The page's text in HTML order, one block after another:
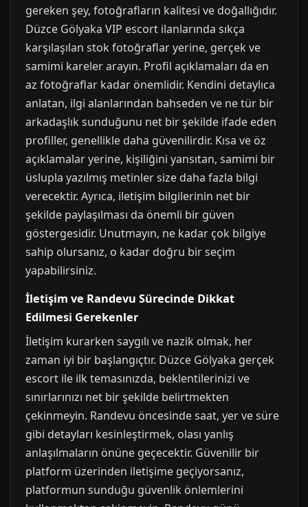
gereken şey, fotoğrafların kalitesi ve doğallığıdır.
Düzce Gölyaka VIP escort ilanlarında sıkça
karşılaşılan stok fotoğraflar yerine, gerçek ve
samimi kareler arayın. Profil açıklamaları da en
az fotoğraflar kadar önemlidir. Kendini detaylıca
anlatan, ilgi alanlarından bahseden ve ne tür bir
arkadaşlık sunduğunu net bir şekilde ifade eden
profiller, genellikle daha güvenilirdir. Kısa ve öz
açıklamalar yerine, kişiliğini yansıtan, samimi bir
üslupla yazılmış metinler size daha fazla bilgi
verecektir. Ayrıca, iletişim bilgilerinin net bir
şekilde paylaşılması da önemli bir güven
göstergesidir. Unutmayın, ne kadar çok bilgiye
sahip olursanız, o kadar doğru bir seçim
yapabilirsiniz.
İletişim ve Randevu Sürecinde Dikkat
Edilmesi Gerekenler
İletişim kurarken saygılı ve nazik olmak, her
zaman iyi bir başlangıçtır. Düzce Gölyaka gerçek
escort ile ilk temasınızda, beklentilerinizi ve
sınırlarınızı net bir şekilde belirtmekten
çekinmeyin. Randevu öncesinde saat, yer ve süre
gibi detayları kesinleştirmek, olası yanlış
anlaşılmaların önüne geçecektir. Güvenilir bir
platform üzerinden iletişime geçiyorsanız,
platformun sunduğu güvenlik önlemlerini